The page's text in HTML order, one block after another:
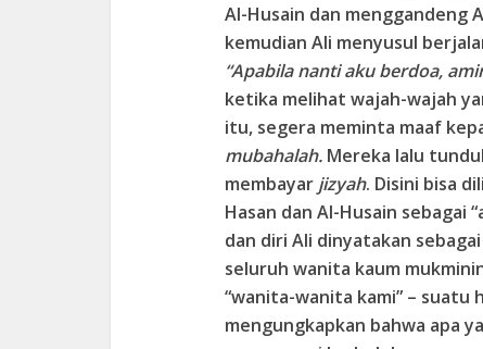
Al-Husain dan menggandeng
kemudian Ali menyusul
“Apabila nanti aku berdoa,
ketika melihat wajah-wajah
itu, segera meminta maaf
mubahalah. Mereka lalu
membayar jizyah. Disini bisa
Hasan dan Al-Husain sebagai
dan diri Ali dinyatakan
seluruh wanita kaum
“wanita-wanita kami” – suatu
mengungkapkan bahwa apa